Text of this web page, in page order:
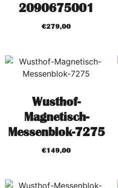
2090675001
€279,00
Wusthof-
Magnetisch-
Messenblok-7275
€149,00